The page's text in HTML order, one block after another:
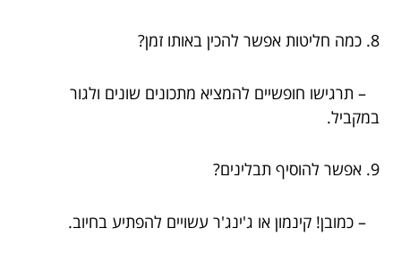
8. כמה חליטות אפשר להכין באותו זמן?
– תרגישו חופשיים להמציא מתכונים שונים ולגור
במקביל.
9. אפשר להוסיף תבלינים?
– כמובן! קינמון או ג'ינג'ר עשויים להפתיע בחיוב.